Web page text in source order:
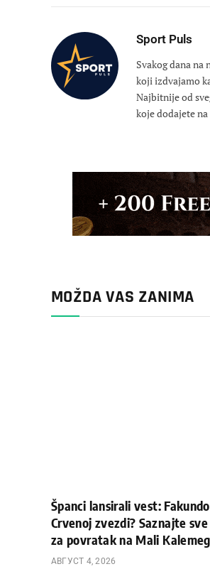
Sport Puls
Svakog dana na
koji izdvajamo
Najbitnije od
koje dodajete
MOŽDA VAS ZANIMA
Španci lansirali vest:
Crvenoj zvezdi? Saznajte
za povratak na Mali
АВГУСТ 4, 2026